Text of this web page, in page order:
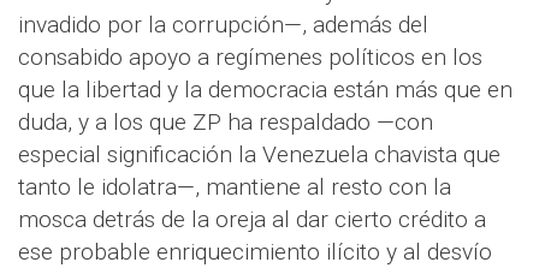
invadido por la corrupción—, además del
consabido apoyo a regímenes políticos en los
que la libertad y la democracia están más que en
duda, y a los que ZP ha respaldado —con
especial significación la Venezuela chavista que
tanto le idolatra—, mantiene al resto con la
mosca detrás de la oreja al dar cierto crédito a
ese probable enriquecimiento ilícito y al desvío